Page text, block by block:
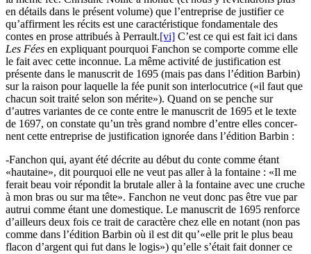
en détails dans le présent volume) que l’entreprise de justifier ce
qu’affirment les récits est une caractéristique fondamentale des
contes en prose attribués à Perrault.[vi] C’est ce qui est fait ici dans
Les Fées en expliquant pourquoi Fanchon se comporte comme elle
le fait avec cette inconnue. La même activité de justification est
présente dans le manuscrit de 1695 (mais pas dans l’édition Barbin)
sur la raison pour laquelle la fée punit son interlocutrice («il faut que
chacun soit traité selon son mérite»). Quand on se penche sur
d’autres variantes de ce conte entre le manuscrit de 1695 et le texte
de 1697, on constate qu’un très grand nombre d’entre elles concer­
nent cette entreprise de justification ignorée dans l’édition Barbin :
-Fanchon qui, ayant été décrite au début du conte comme étant
«hautaine», dit pourquoi elle ne veut pas aller à la fontaine : «Il me
ferait beau voir répondit la brutale aller à la fontaine avec une cruche
à mon bras ou sur ma tête». Fanchon ne veut donc pas être vue par
autrui comme étant une domestique. Le manuscrit de 1695 renforce
d’ailleurs deux fois ce trait de caractère chez elle en notant (non pas
comme dans l’édition Barbin où il est dit qu’«elle prit le plus beau
flacon d’argent qui fut dans le logis») qu’elle s’était fait donner ce